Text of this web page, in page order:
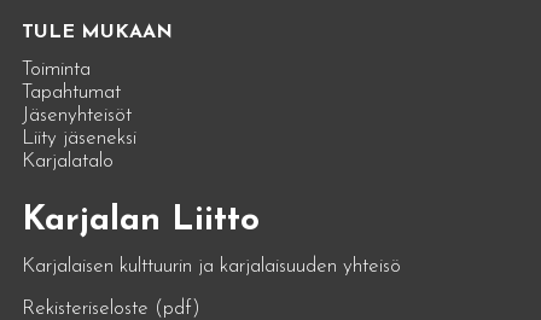
TULE MUKAAN
Toiminta
Tapahtumat
Jäsenyhteisöt
Liity jäseneksi
Karjalatalo
Karjalan Liitto
Karjalaisen kulttuurin ja karjalaisuuden yhteisö
Rekisteriseloste (pdf)